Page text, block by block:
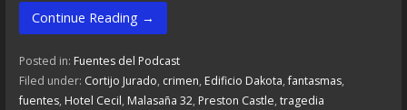
Continue Reading →
Posted in: Fuentes del Podcast
Filed under: Cortijo Jurado, crimen, Edificio Dakota,fantasmas,
fuentes, Hotel Cecil, Malasaña 32, Preston Castle, tragedia